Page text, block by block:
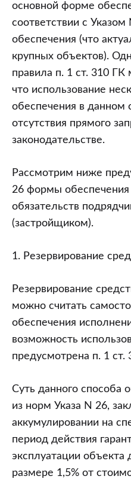
основной форме
соответствии с
обеспечения (что
крупных объектов).
правила п. 1 ст. 310
что использование
обеспечения в данном
отсутствия прямого
законодательстве.
Рассмотрим ниже
26 формы обеспечения
обязательств
(застройщиком).
1. Резервирование
Резервирование
можно считать
обеспечения
возможность
предусмотрена п. 1 ст.
Суть данного способа
из норм Указа N 26,
аккумулировании на
период действия
эксплуатации
размере 1,5% от